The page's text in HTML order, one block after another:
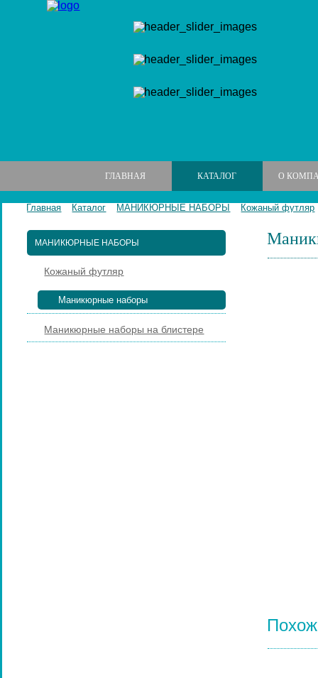
ГЛАВНАЯ КАТАЛОГ О
Главная Каталог МАНИКЮРНЫЕ НАБОРЫ Кожаный футляр
МАНИКЮРНЫЕ НАБОРЫ
Кожаный футляр
Маникюрные наборы
Маникюрные наборы на блистере